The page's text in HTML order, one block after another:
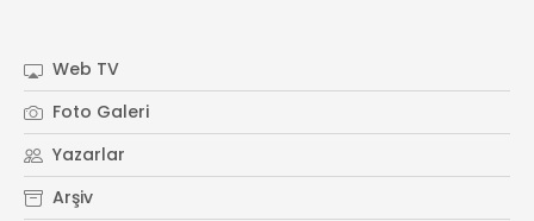
Web TV
Foto Galeri
Yazarlar
Arşiv